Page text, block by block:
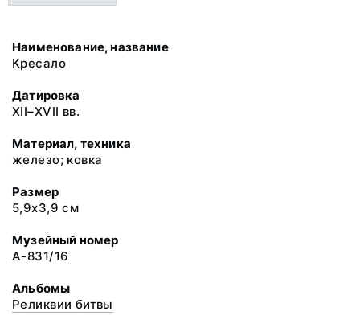
Наименование, название
Кресало
Датировка
XII–XVII вв.
Материал, техника
железо; ковка
Размер
5,9х3,9 см
Музейный номер
А-831/16
Альбомы
Реликвии битвы